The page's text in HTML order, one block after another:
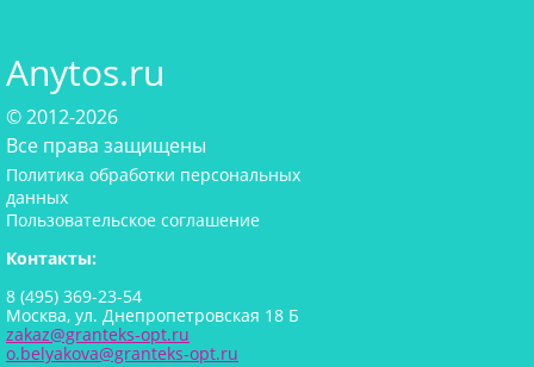
Anytos.ru
© 2012-2026
Все права защищены
Политика обработки персональных
данных
Пользовательское соглашение
Контакты:
8 (495) 369-23-54
Москва, ул. Днепропетровская 18 Б
zakaz@granteks-opt.ru
o.belyakova@granteks-opt.ru